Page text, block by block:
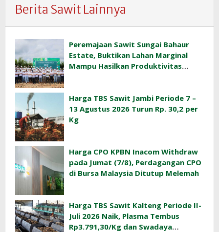
Berita Sawit Lainnya
Peremajaan Sawit Sungai Bahaur
Estate, Buktikan Lahan Marginal
Mampu Hasilkan Produktivitas
Harga TBS Sawit Jambi Periode 7 –
13 Agustus 2026 Turun Rp. 30,2 per
Kg
Harga CPO KPBN Inacom Withdraw
pada Jumat (7/8), Perdagangan CPO
di Bursa Malaysia Ditutup Melemah
Harga TBS Sawit Kalteng Periode II-
Juli 2026 Naik, Plasma Tembus
Rp3.791,30/Kg dan Swadaya